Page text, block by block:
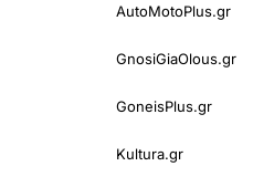
AutoMotoPlus.gr
GnosiGiaOlous.gr
GoneisPlus.gr
Kultura.gr